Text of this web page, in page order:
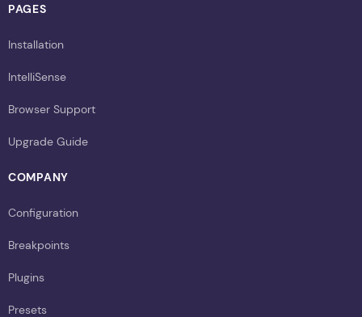
PAGES
Installation
IntelliSense
Browser Support
Upgrade Guide
COMPANY
Configuration
Breakpoints
Plugins
Presets